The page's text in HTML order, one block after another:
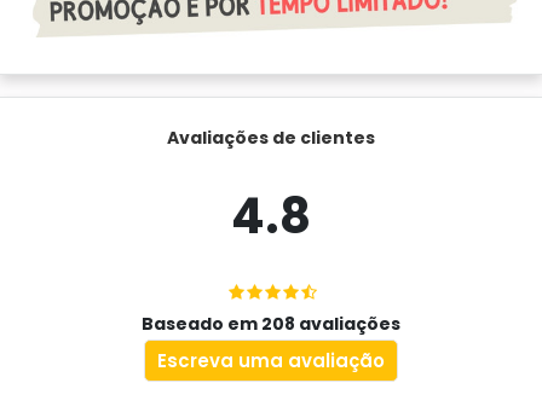
Avaliações de clientes
4.8
Baseado em 208 avaliações
Escreva uma avaliação